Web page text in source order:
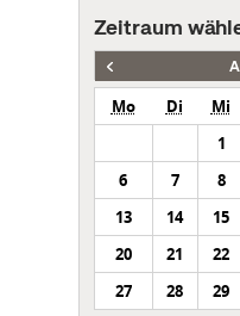
Zeitraum
Mo Di Mi
1
6
7 8
13
14 15
20
21 22
27
28 29